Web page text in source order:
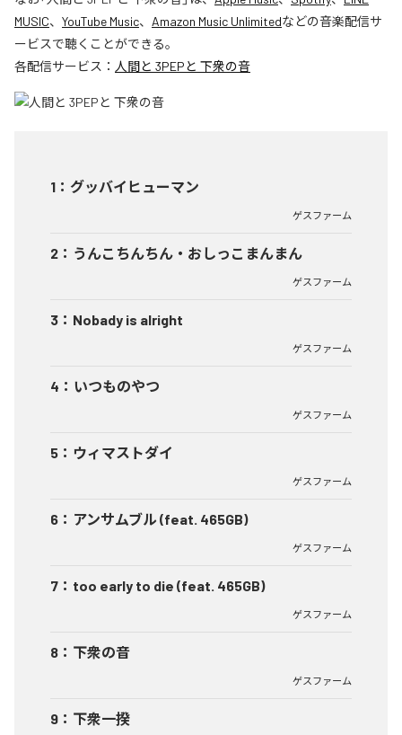
MUSIC、 YouTube Music、 Amazon Music Unlimitedなどの音楽配信サ
ービスで聴くことができる。
各配信サービス： 人間と 3PEPと 下衆の音
1 ： グッバイヒューマン
ゲスファーム
2 ： うんこちんちん・おしっこまんまん
ゲスファーム
3 ： Nobady is alright
ゲスファーム
4 ： いつものやつ
ゲスファーム
5 ： ウィマストダイ
ゲスファーム
6 ： アンサムブル (feat. 465GB)
ゲスファーム
7 ： too early to die (feat. 465GB)
ゲスファーム
8 ： 下衆の音
ゲスファーム
9 ： 下衆一揆